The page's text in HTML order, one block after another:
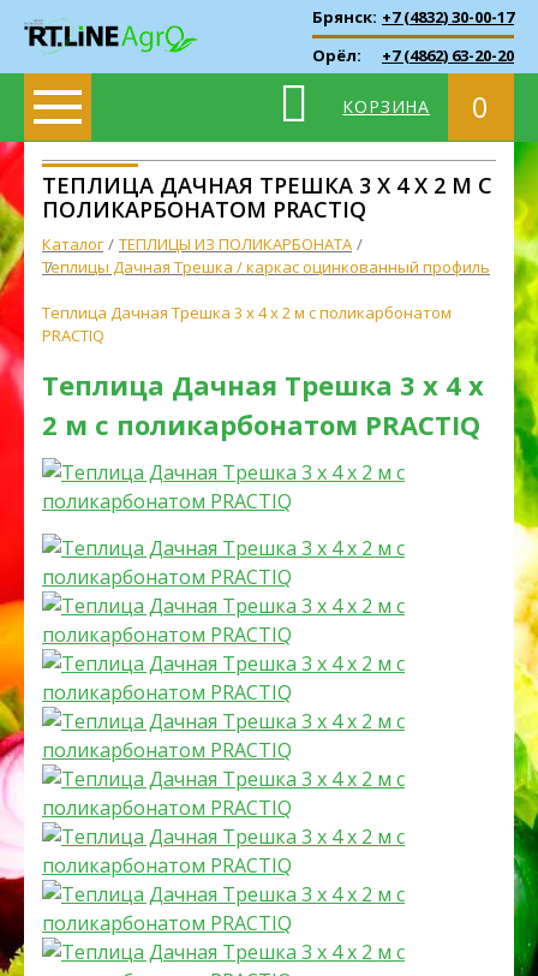
Брянск: +7 (4832) 30-00-17
Орёл:
+7 (4862) 63-20-20
КОРЗИНА 0
ТЕПЛИЦА ДАЧНАЯ ТРЕШКА 3 X 4 X 2 М С
ПОЛИКАРБОНАТОМ PRACTIQ
Каталог
ТЕПЛИЦЫ ИЗ ПОЛИКАРБОНАТА
Теплицы Дачная Трешка / каркас оцинкованный профиль
Теплица Дачная Трешка 3 x 4 x 2 м с поликарбонатом
PRACTIQ
Теплица Дачная Трешка 3 x 4 x
2 м с поликарбонатом PRACTIQ